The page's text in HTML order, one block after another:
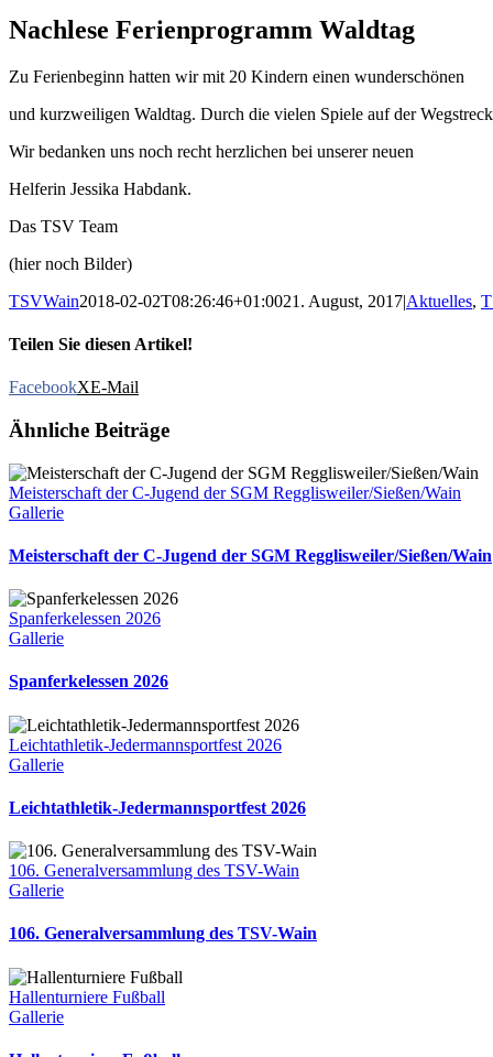
Nachlese Ferienprogramm Waldtag
Zu Ferienbeginn hatten wir mit 20 Kindern einen wunderschönen
und kurzweiligen Waldtag. Durch die vielen Spiele auf der
Wir bedanken uns noch recht herzlichen bei unserer neuen
Helferin Jessika Habdank.
Das TSV Team
(hier noch Bilder)
TSVWain2018-02-02T08:26:46+01:0021. August, 2017|Aktuelles,
Teilen Sie diesen Artikel!
FacebookXE-Mail
Ähnliche Beiträge
Meisterschaft der C-Jugend der SGM Regglisweiler/Sießen/Wain
Gallerie
Meisterschaft der C-Jugend der SGM Regglisweiler/Sießen/Wain
Spanferkelessen 2026
Gallerie
Spanferkelessen 2026
Leichtathletik-Jedermannsportfest 2026
Gallerie
Leichtathletik-Jedermannsportfest 2026
106. Generalversammlung des TSV-Wain
Gallerie
106. Generalversammlung des TSV-Wain
Hallenturniere Fußball
Gallerie